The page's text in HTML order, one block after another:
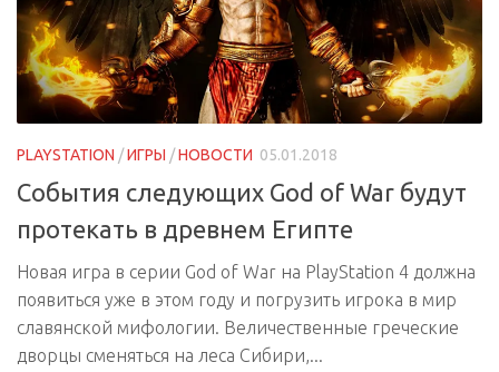
PLAYSTATION /ИГРЫ /НОВОСТИ 05.01.2018
События следующих God of War будут
протекать в древнем Египте
Новая игра в серии God of War на PlayStation 4 должна
появиться уже в этом году и погрузить игрока в мир
славянской мифологии. Величественные греческие
дворцы сменяться на леса Сибири,...